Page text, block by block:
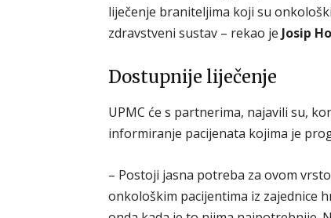
liječenje braniteljima koji su
zdravstveni sustav – rekao je Josip
Dostupnije liječenje
UPMC će s partnerima, najavili su,
informiranje pacijenata kojima je
– Postoji jasna potreba za ovom
onkološkim pacijentima iz zajednice